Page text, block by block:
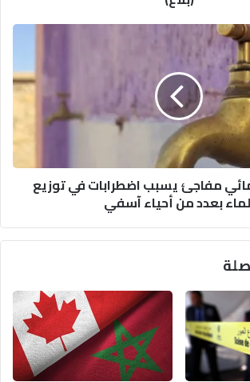
مفاجئ يسبب اضطرابات في توزيع
بعدد من أحياء آسفي